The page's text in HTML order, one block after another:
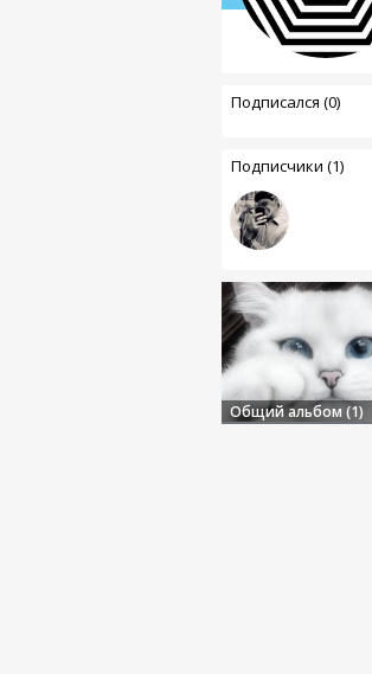
Подписался (0)
Подписчики (1)
Общий альбом (1)